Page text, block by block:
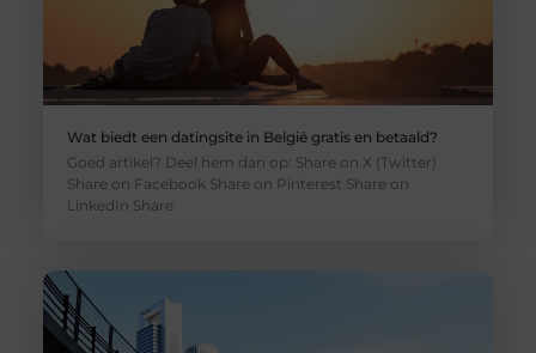
Wat biedt een datingsite in België gratis en betaald?
Goed artikel? Deel hem dan op: Share on X (Twitter)
Share on Facebook Share on Pinterest Share on
LinkedIn Share